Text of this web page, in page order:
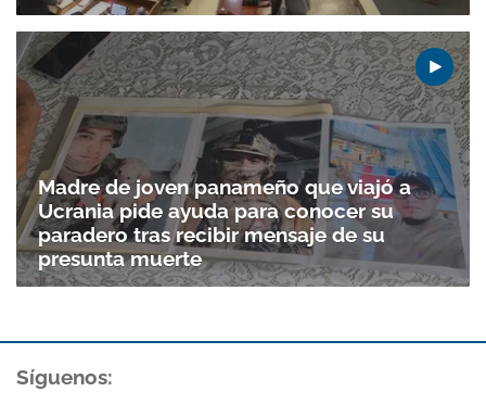
Madre de joven panameño que viajó a
Ucrania pide ayuda para conocer su
paradero tras recibir mensaje de su
presunta muerte
Síguenos: